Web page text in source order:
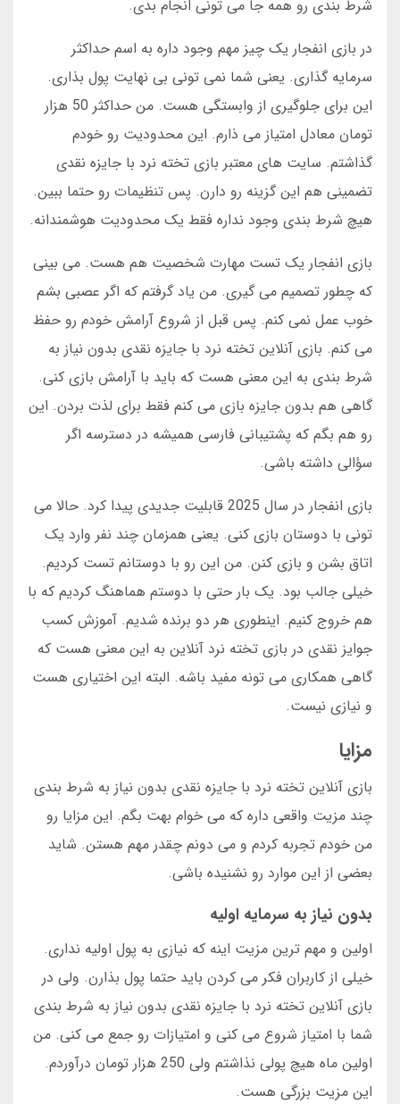
شرط بندی رو همه جا می تونی انجام بدی.
در بازی انفجار یک چیز مهم وجود داره به اسم حداکثر
سرمایه گذاری. یعنی شما نمی تونی بی نهایت پول بذاری.
این برای جلوگیری از وابستگی هست. من حداکثر 50 هزار
تومان معادل امتیاز می ذارم. این محدودیت رو خودم
گذاشتم. سایت های معتبر بازی تخته نرد با جایزه نقدی
تضمینی هم این گزینه رو دارن. پس تنظیمات رو حتما ببین.
هیچ شرط بندی وجود نداره فقط یک محدودیت هوشمندانه.
بازی انفجار یک تست مهارت شخصیت هم هست. می بینی
که چطور تصمیم می گیری. من یاد گرفتم که اگر عصبی بشم
خوب عمل نمی کنم. پس قبل از شروع آرامش خودم رو حفظ
می کنم. بازی آنلاین تخته نرد با جایزه نقدی بدون نیاز به
شرط بندی به این معنی هست که باید با آرامش بازی کنی.
گاهی هم بدون جایزه بازی می کنم فقط برای لذت بردن. این
رو هم بگم که پشتیبانی فارسی همیشه در دسترسه اگر
سؤالی داشته باشی.
بازی انفجار در سال 2025 قابلیت جدیدی پیدا کرد. حالا می
تونی با دوستان بازی کنی. یعنی همزمان چند نفر وارد یک
اتاق بشن و بازی کنن. من این رو با دوستانم تست کردیم.
خیلی جالب بود. یک بار حتی با دوستم هماهنگ کردیم که با
هم خروج کنیم. اینطوری هر دو برنده شدیم. آموزش کسب
جوایز نقدی در بازی تخته نرد آنلاین به این معنی هست که
گاهی همکاری می تونه مفید باشه. البته این اختیاری هست
و نیازی نیست.
مزایا
بازی آنلاین تخته نرد با جایزه نقدی بدون نیاز به شرط بندی
چند مزیت واقعی داره که می خوام بهت بگم. این مزایا رو
من خودم تجربه کردم و می دونم چقدر مهم هستن. شاید
بعضی از این موارد رو نشنیده باشی.
بدون نیاز به سرمایه اولیه
اولین و مهم ترین مزیت اینه که نیازی به پول اولیه نداری.
خیلی از کاربران فکر می کردن باید حتما پول بذارن. ولی در
بازی آنلاین تخته نرد با جایزه نقدی بدون نیاز به شرط بندی
شما با امتیاز شروع می کنی و امتیازات رو جمع می کنی. من
اولین ماه هیچ پولی نذاشتم ولی 250 هزار تومان درآوردم.
این مزیت بزرگی هست.